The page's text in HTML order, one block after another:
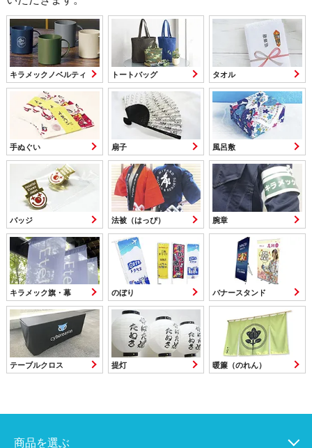
キラメックノベルティ トートバッグ タオル
手ぬぐい 扇子 風呂敷
バッジ 法被（はっぴ） 腕章
キラメック旗・幕 のぼり バナースタンド
テーブルクロス 提灯 暖簾（のれん）
商品を選ぶ